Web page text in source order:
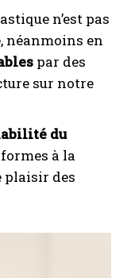
n’est pas
néanmoins en
par des
sur notre
du
à la
plaisir des